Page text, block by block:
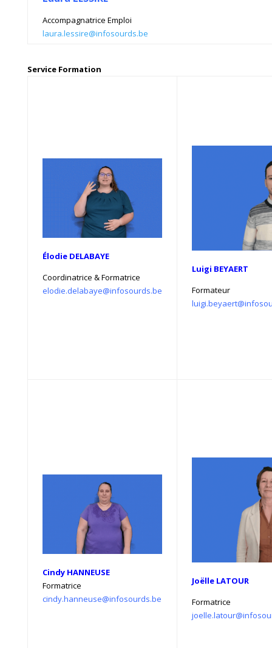
Accompagnatrice Emploi
laura.lessire@infosourds.be
Service Formation
Élodie DELABAYE
Coordinatrice & Formatrice
elodie.delabaye@infosourds.be
Luigi BEYAERT
Formateur
Cindy HANNEUSE
Formatrice
cindy.hanneuse@infosourds.be
Joëlle LATOUR
Formatrice